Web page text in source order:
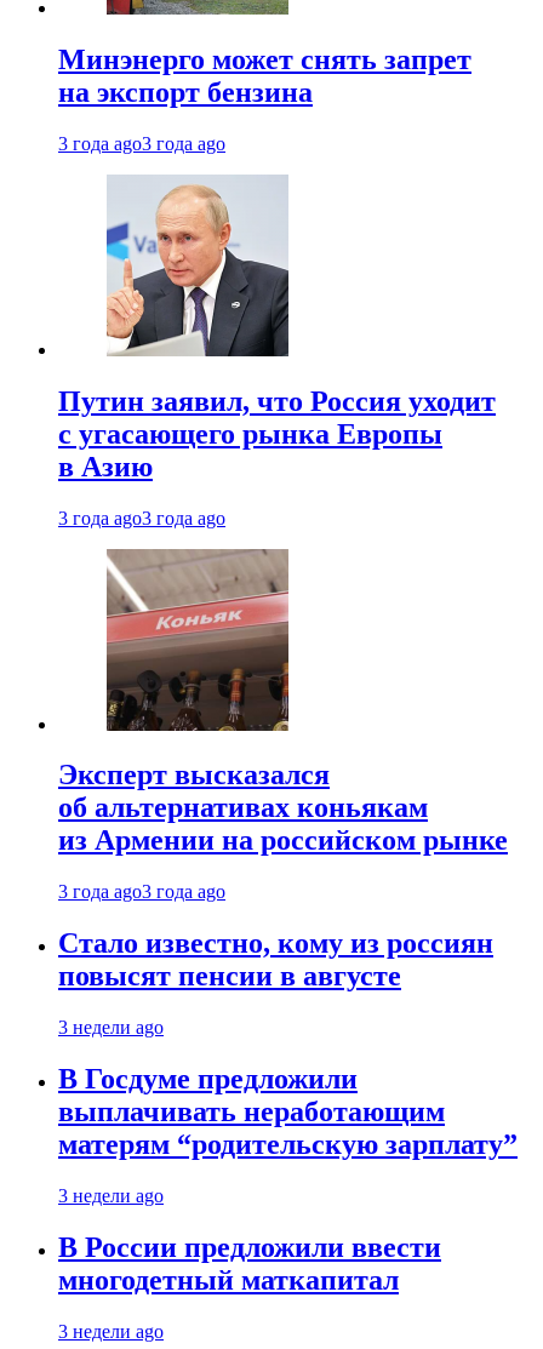
Минэнерго может снять запрет
на экспорт бензина
3 года ago3 года ago
Путин заявил, что Россия уходит
с угасающего рынка Европы
в Азию
3 года ago3 года ago
Эксперт высказался
об альтернативах коньякам
из Армении на российском рынке
3 года ago3 года ago
Стало известно, кому из россиян
повысят пенсии в августе
3 недели ago
В Госдуме предложили
выплачивать неработающим
матерям “родительскую зарплату”
3 недели ago
В России предложили ввести
многодетный маткапитал
3 недели ago